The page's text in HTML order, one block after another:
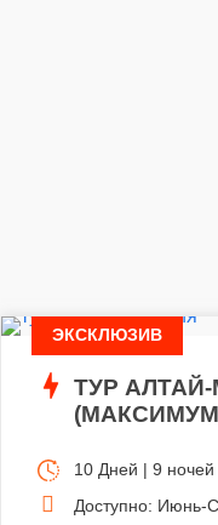
ЭКСКЛЮЗИВ
ТУР
10 Дней | 9 ночей
Доступно: Июнь-